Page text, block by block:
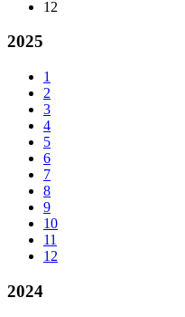
12
2025
1
2
3
4
5
6
7
8
9
10
11
12
2024